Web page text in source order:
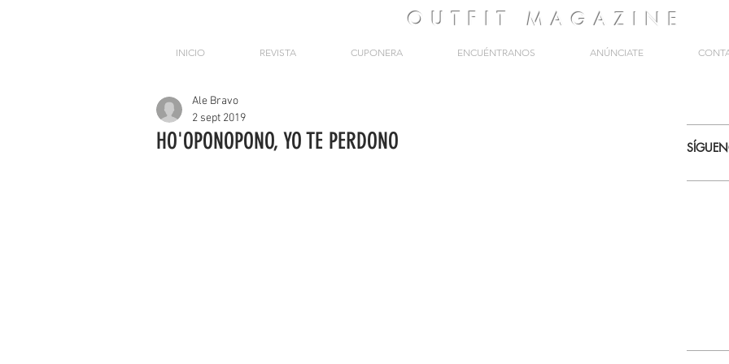
OUTFIT MAGAZINE
INICIO REVISTA CUPONERA ENCUÉNTRANOS ANÚNCIATE
HO'OPONOPONO, YO TE PERDONO
Ale Bravo
2 sept 2019